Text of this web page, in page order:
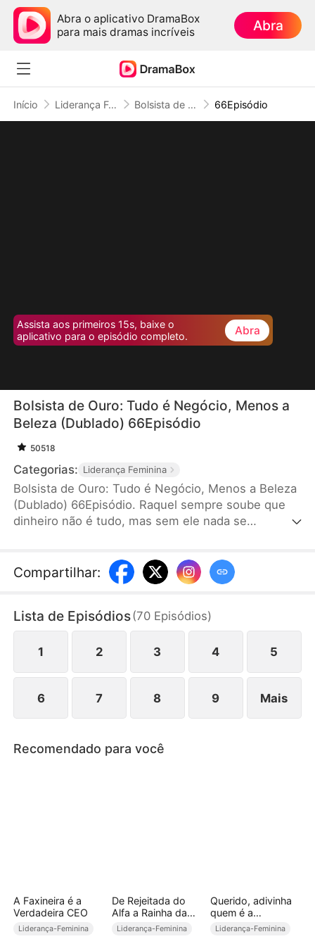
Abra o aplicativo DramaBox
para mais dramas incríveis
Abra
Início Liderança Feminina Bolsista de Ouro: Tudo é Negócio, Menos a Beleza (Dublado) 66Episódio
Assista aos primeiros 15s, baixe o
aplicativo para o episódio completo.
Abra
Bolsista de Ouro: Tudo é Negócio, Menos a
Beleza (Dublado) 66Episódio
50518
Categorias: Liderança Feminina
Bolsista de Ouro: Tudo é Negócio, Menos a Beleza
(Dublado) 66Episódio. Raquel sempre soube que
dinheiro não é tudo, mas sem ele nada se
nova bolsista chega à escola, sua rotina pacata vira
um turbilhão. Aos poucos, ela percebe que seus
estranho jogo — e ela é a personagem principal a
ser moldada!
Compartilhar:
Lista de Episódios(70 Episódios)
1 2 3 4 5
6 7 8 9 Mais
Recomendado para você
A Faxineira é a
Verdadeira CEO
Liderança-Feminina
De Rejeitada do
Alfa a Rainha da
Noite
Liderança-Feminina
Querido, adivinha
quem é a
VERDADEIRA
CHEFE (Dublado)
Liderança-Feminina